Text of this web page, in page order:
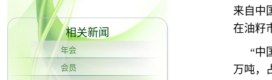
相关新闻
年会
会员
来自中
在油籽
“中
万吨，